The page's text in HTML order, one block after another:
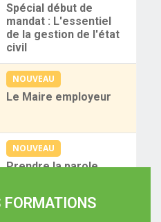
Spécial début de
mandat : L'essentiel
de la gestion de l'état
civil
NOUVEAU
Le Maire employeur
NOUVEAU
Prendre la parole
de son mandat
FORMATIONS